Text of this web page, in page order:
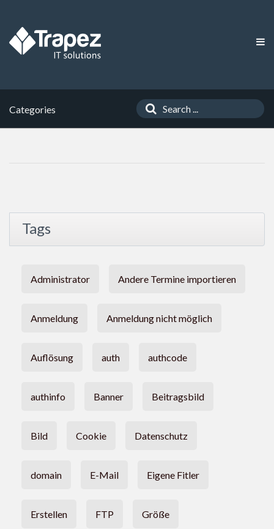
Categories
Tags
Administrator Andere Termine importieren
Anmeldung Anmeldung nicht möglich
Auflösung auth authcode
authinfo Banner Beitragsbild
Bild Cookie Datenschutz
domain E-Mail Eigene Fitler
Erstellen FTP Größe